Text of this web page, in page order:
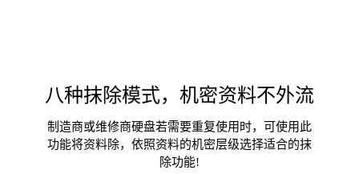
八种抹除模式，机密资料不外流
制造商或维修商硬盘若需要重复使用时，可使用此
功能将资料除，依照资料的机密层级选择适合的抹
除功能!